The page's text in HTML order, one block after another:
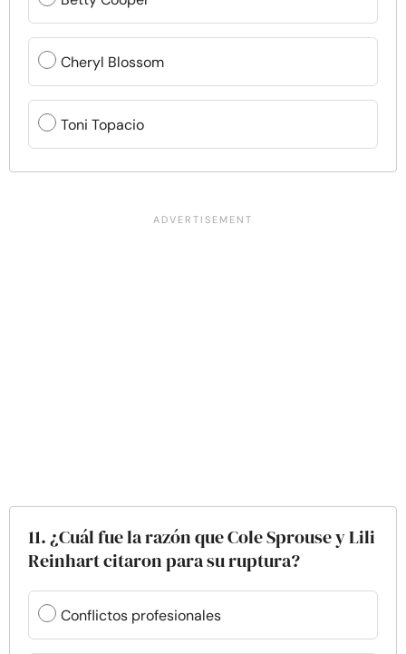
Cheryl Blossom
Toni Topacio
11. ¿Cuál fue la razón que Cole Sprouse y Lili
Reinhart citaron para su ruptura?
Conflictos profesionales